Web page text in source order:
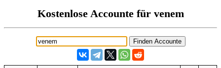
Kostenlose Accounte für venem